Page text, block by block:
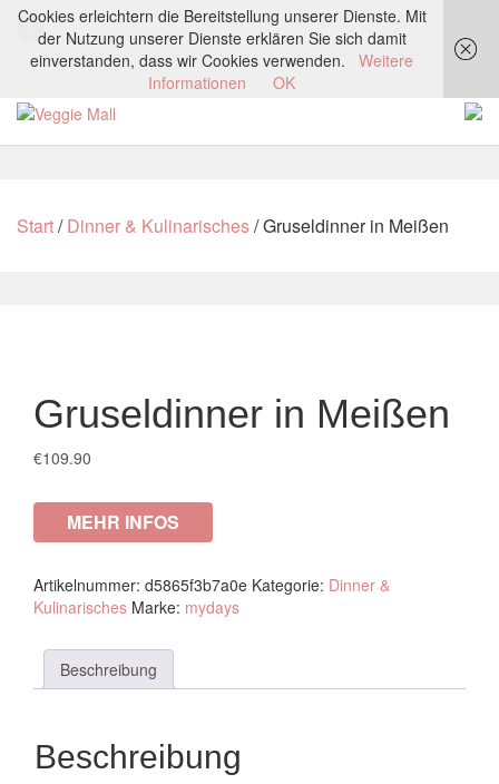
Start/Dinner & Kulinarisches/ Gruseldinner in Meißen
Gruseldinner in Meißen
€109.90
MEHR INFOS
Artikelnummer: d5865f3b7a0e Kategorie: Dinner &
Kulinarisches Marke: mydays
Beschreibung
Beschreibung
Cookies erleichtern die Bereitstellung unserer Dienste. Mit
der Nutzung unserer Dienste erklären Sie sich damit
einverstanden, dass wir Cookies verwenden.
Weitere
Informationen
OK